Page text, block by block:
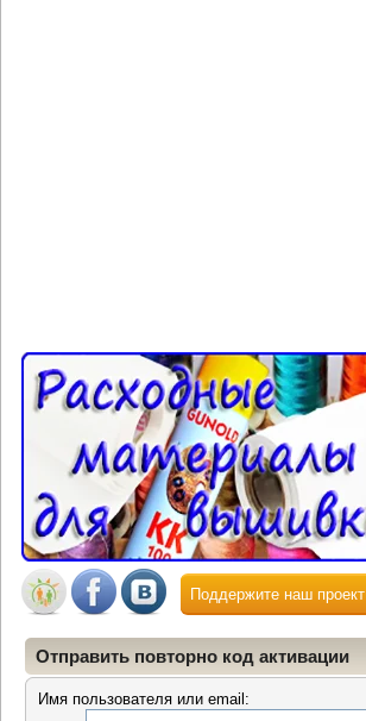
Поддержите наш проект
Отправить повторно код активации
Имя пользователя или email: